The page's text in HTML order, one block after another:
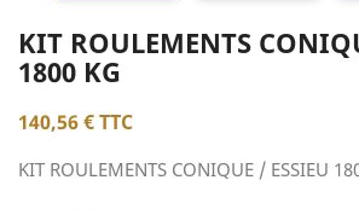
KIT ROULEMENTS
1800 KG
140,56 €TTC
KIT ROULEMENTS CONIQUE / ESSIEU